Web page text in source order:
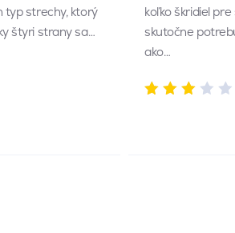
typ strechy, ktorý
štyri strany sa…
koľko škridiel
skutočne
ako…